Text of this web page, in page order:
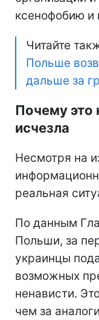
ксенофобию и
Читайте
Польше
дальше за
Почему это
исчезла
Несмотря на
реальная
По данным
Польши, за
украинцы
возможных
ненависти.
чем за